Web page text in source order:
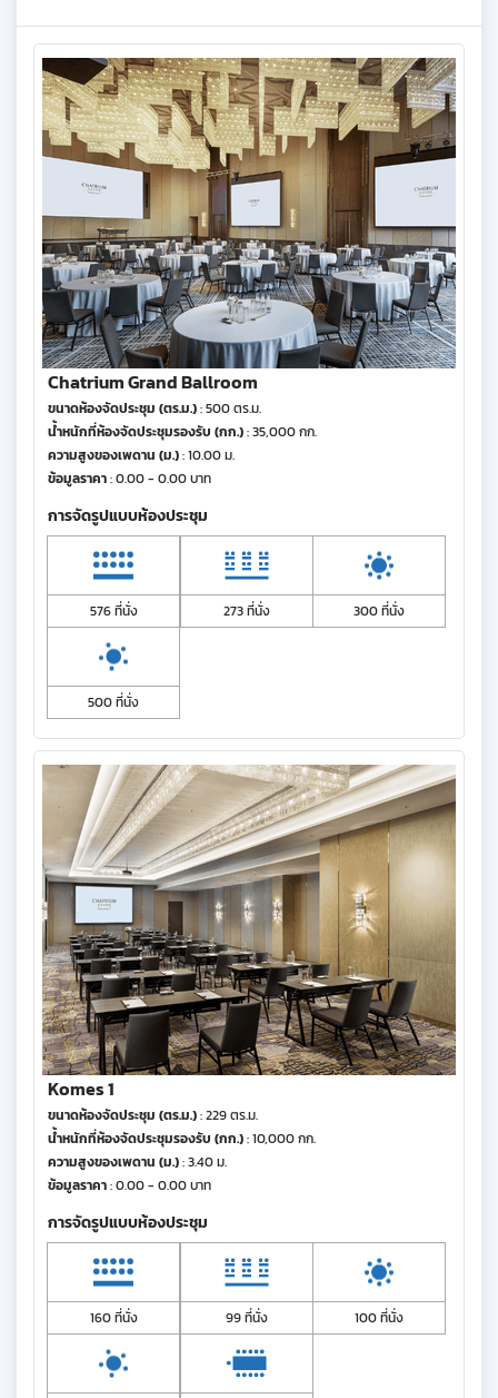
Chatrium Grand Ballroom
ขนาดห้องจัดประชุม (ตร.ม.): 500 ตร.ม.
น้ำหนักที่ห้องจัดประชุมรองรับ (กก.): 35,000 กก.
ความสูงของเพดาน (ม.): 10.00 ม.
ข้อมูลราคา: 0.00 - 0.00 บาท
การจัดรูปแบบห้องประชุม
576 ที่นั่ง 273 ที่นั่ง 300 ที่นั่ง
500 ที่นั่ง
Komes 1
ขนาดห้องจัดประชุม (ตร.ม.): 229 ตร.ม.
น้ำหนักที่ห้องจัดประชุมรองรับ (กก.): 10,000 กก.
ความสูงของเพดาน (ม.): 3.40 ม.
ข้อมูลราคา: 0.00 - 0.00 บาท
การจัดรูปแบบห้องประชุม
160 ที่นั่ง 99 ที่นั่ง 100 ที่นั่ง